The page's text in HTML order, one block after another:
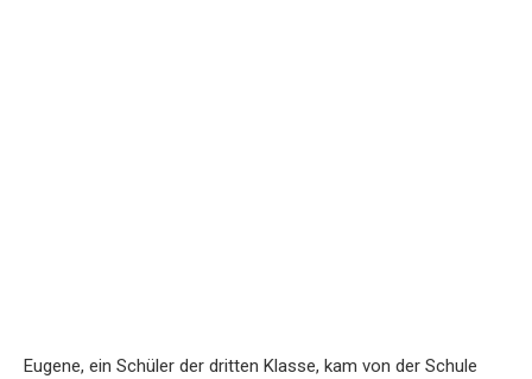
Eugene, ein Schüler der dritten Klasse, kam von der Schule